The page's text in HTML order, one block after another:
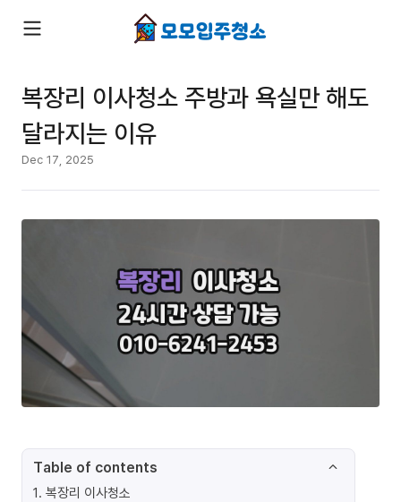
복장리 이사청소 주방과 욕실만 해도
달라지는 이유
Dec 17, 2025
Table of contents
1. 복장리 이사청소